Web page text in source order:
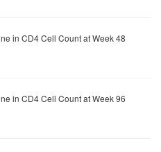
in CD4 Cell Count at Week 48
in CD4 Cell Count at Week 96